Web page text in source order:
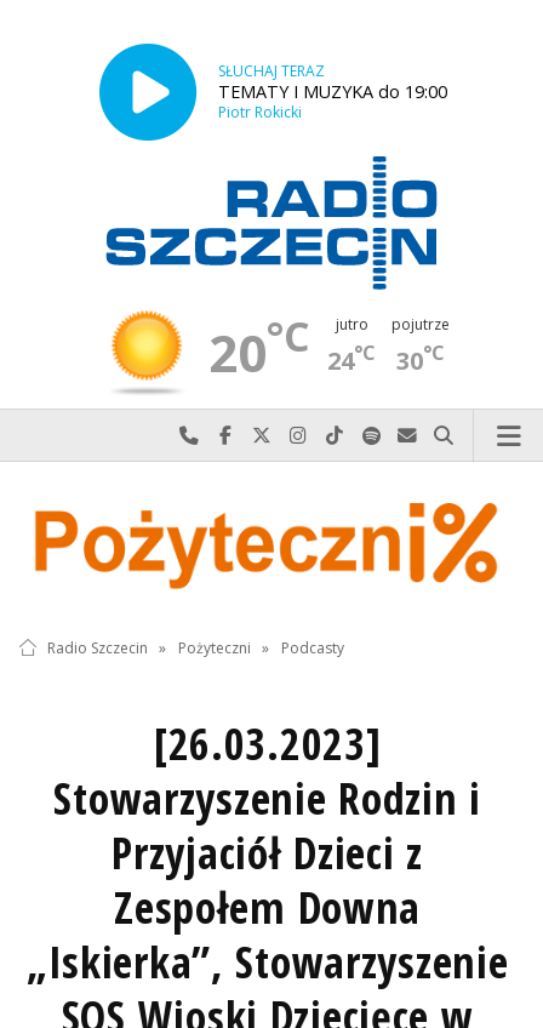
SŁUCHAJ TERAZ
TEMATY I MUZYKA do 19:00
Piotr Rokicki
20°C jutro
24°C
pojutrze
30°C
Najlepiej po prostu do nas zadzwoń
Odwiedź nas na Facebook-u
Odwiedź nas na X
Odwiedź nas na Instagram-ie
Odwiedź nas na TikTok-u
Szukaj nas na Spotify
Wyślij do nas
Szukaj
Radio Szczecin » Pożyteczni » Podcasty
[26.03.2023]
Stowarzyszenie Rodzin i
Przyjaciół Dzieci z
Zespołem Downa
„Iskierka”, Stowarzyszenie